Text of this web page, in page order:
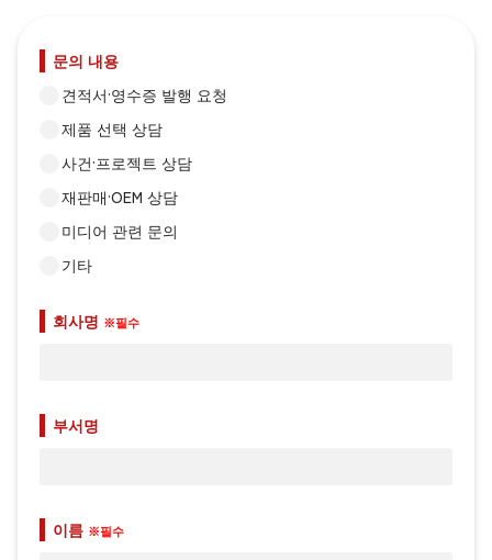
문의 내용
견적서·영수증 발행 요청
제품 선택 상담
사건·프로젝트 상담
재판매·OEM 상담
미디어 관련 문의
기타
회사명 ※필수
부서명
이름 ※필수